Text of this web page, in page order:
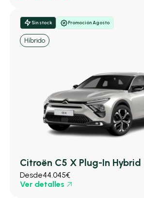
Sin stock Promoción Agosto
Híbrido
Citroën C5 X Plug-In Hybrid
Desde44.045€
Ver detalles